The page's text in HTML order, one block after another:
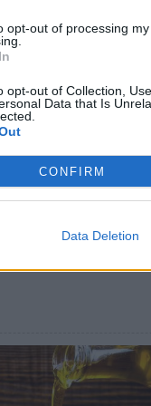
opt-out of processing
opt-out of Collection,
Data that Is
CONFIRM
Data Deletion
στην περιοχή και
ο Λάκωνας
τις
ζημίας.